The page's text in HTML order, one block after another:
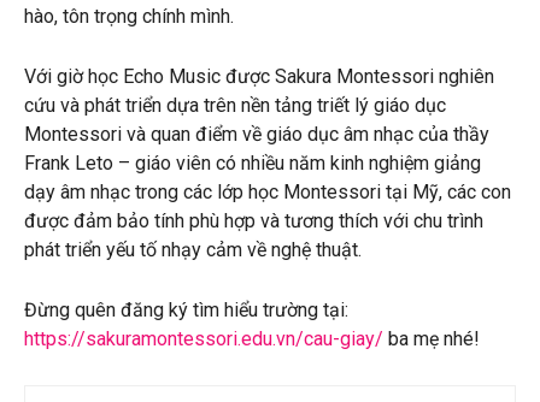
hào, tôn trọng chính mình.
Với giờ học Echo Music được Sakura Montessori nghiên
cứu và phát triển dựa trên nền tảng triết lý giáo dục
Montessori và quan điểm về giáo dục âm nhạc của thầy
Frank Leto – giáo viên có nhiều năm kinh nghiệm giảng
dạy âm nhạc trong các lớp học Montessori tại Mỹ, các con
được đảm bảo tính phù hợp và tương thích với chu trình
phát triển yếu tố nhạy cảm về nghệ thuật.
Đừng quên đăng ký tìm hiểu trường tại:
https://sakuramontessori.edu.vn/cau-giay/ ba mẹ nhé!